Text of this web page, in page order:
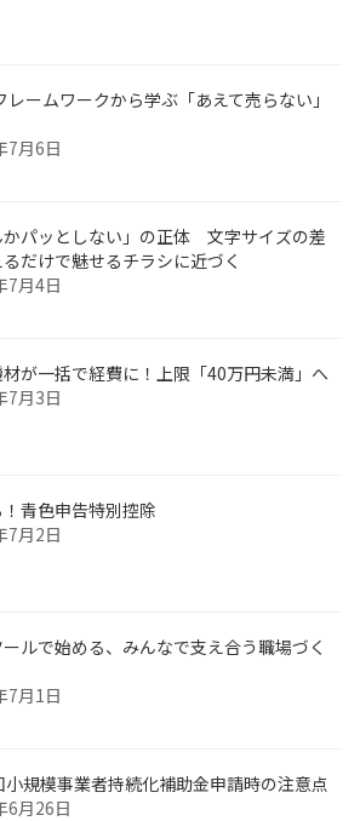
レームワークから学ぶ「あえて売らない」
7月6日
かパッとしない」の正体 文字サイズの差
だけで魅せるチラシに近づく
7月4日
が一括で経費に！上限「40万円未満」へ
7月3日
青色申告特別控除
7月2日
ルで始める、みんなで支え合う職場づく
7月1日
小規模事業者持続化補助金申請時の注意点
6月26日